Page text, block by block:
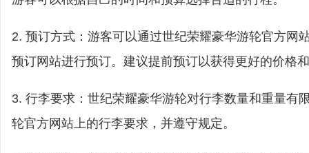
2. 预订方式：游客可以通过世纪荣耀豪华游轮官方网
预订网站进行预订。建议提前预订以获得更好的价格
3. 行李要求：世纪荣耀豪华游轮对行李数量和重量有
轮官方网站上的行李要求，并遵守规定。